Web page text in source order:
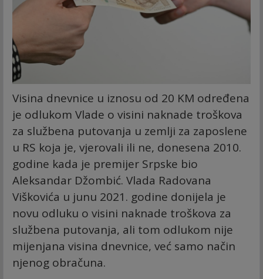
Visina dnevnice u iznosu od 20 KM određena
je odlukom Vlade o visini naknade troškova
za službena putovanja u zemlji za zaposlene
u RS koja je, vjerovali ili ne, donesena 2010.
godine kada je premijer Srpske bio
Aleksandar Džombić. Vlada Radovana
Viškovića u junu 2021. godine donijela je
novu odluku o visini naknade troškova za
službena putovanja, ali tom odlukom nije
mijenjana visina dnevnice, već samo način
njenog obračuna.